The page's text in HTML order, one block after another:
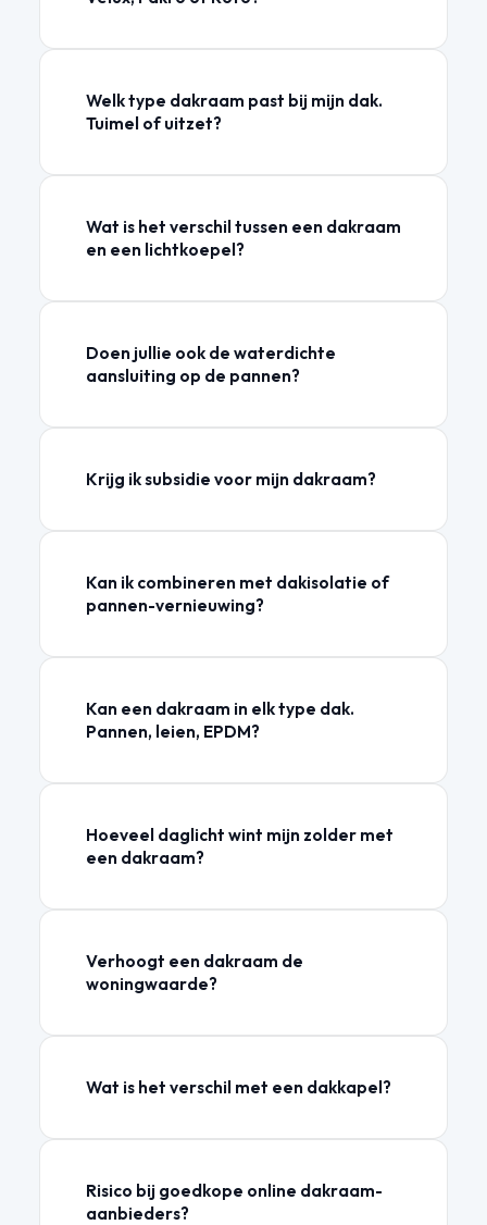
Welk type dakraam past bij mijn dak.
Tuimel of uitzet?
Wat is het verschil tussen een dakraam
en een lichtkoepel?
Doen jullie ook de waterdichte
aansluiting op de pannen?
Krijg ik subsidie voor mijn dakraam?
Kan ik combineren met dakisolatie of
pannen-vernieuwing?
Kan een dakraam in elk type dak.
Pannen, leien, EPDM?
Hoeveel daglicht wint mijn zolder met
een dakraam?
Verhoogt een dakraam de
woningwaarde?
Wat is het verschil met een dakkapel?
Risico bij goedkope online dakraam-
aanbieders?